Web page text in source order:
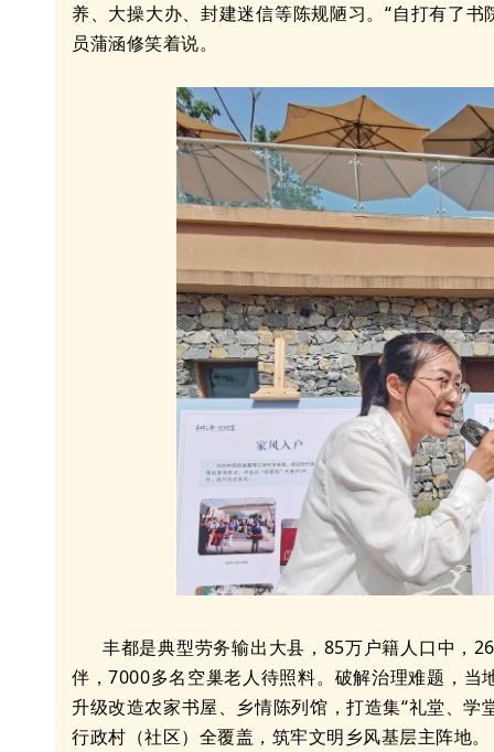
养、大操大办、封建迷信等陈规陋习。“自打有了书
员蒲涵修笑着说。
丰都是典型劳务输出大县，85万户籍人口中，
伴，7000多名空巢老人待照料。破解治理难题，
升级改造农家书屋、乡情陈列馆，打造集“礼堂、
行政村（社区）全覆盖，筑牢文明乡风基层主阵地。